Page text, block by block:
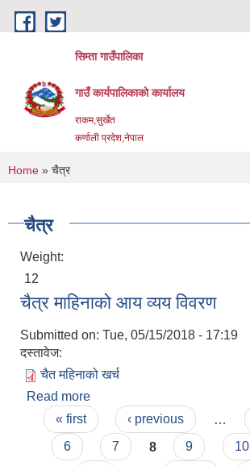
Skip to main content
सिम्ता गाउँपालिका
गाउँ कार्यपालिकाको कार्यालय
राकम,सुर्खेत
कर्णाली प्रदेश,नेपाल
You are here
Home » चैत्र
चैत्र
Weight:
12
चैत्र माहिनाको आय व्यय विवरण
Submitted on: Tue, 05/15/2018 - 17:19
दस्तावेज:
चैत महिनाको खर्च
Read more
Pages
« first ‹ previous
6
7 8 9 10